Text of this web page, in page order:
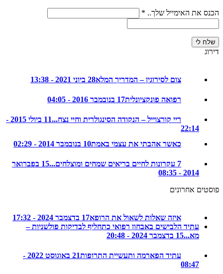
את האימייל שלך.. *
צום לסירוגין – המדריך המלא 28 ביוני 2021 - 13:38
רפואה פונקציונלית17 בנובמבר 2016 - 04:05
ריי קורצוייל – הנקודה הסינגולרית וחיי נצח...
11 ביולי 2015 -
כאשר אהבתי את עצמי באמת 10 בנובמבר 2014 - 02:29
15 בפברואר
אחרונים
איזה שאלות לשאול את הרופא17 בדצמבר 2024 - 17:32
עתיד הלבישים באבחון רפואי כתחליף לבדיקות פולשניות –
15 בדצמבר 2024 - 20:48
עתיד הפארמה ותעשיית התרופות
21 באוגוסט 2022 -